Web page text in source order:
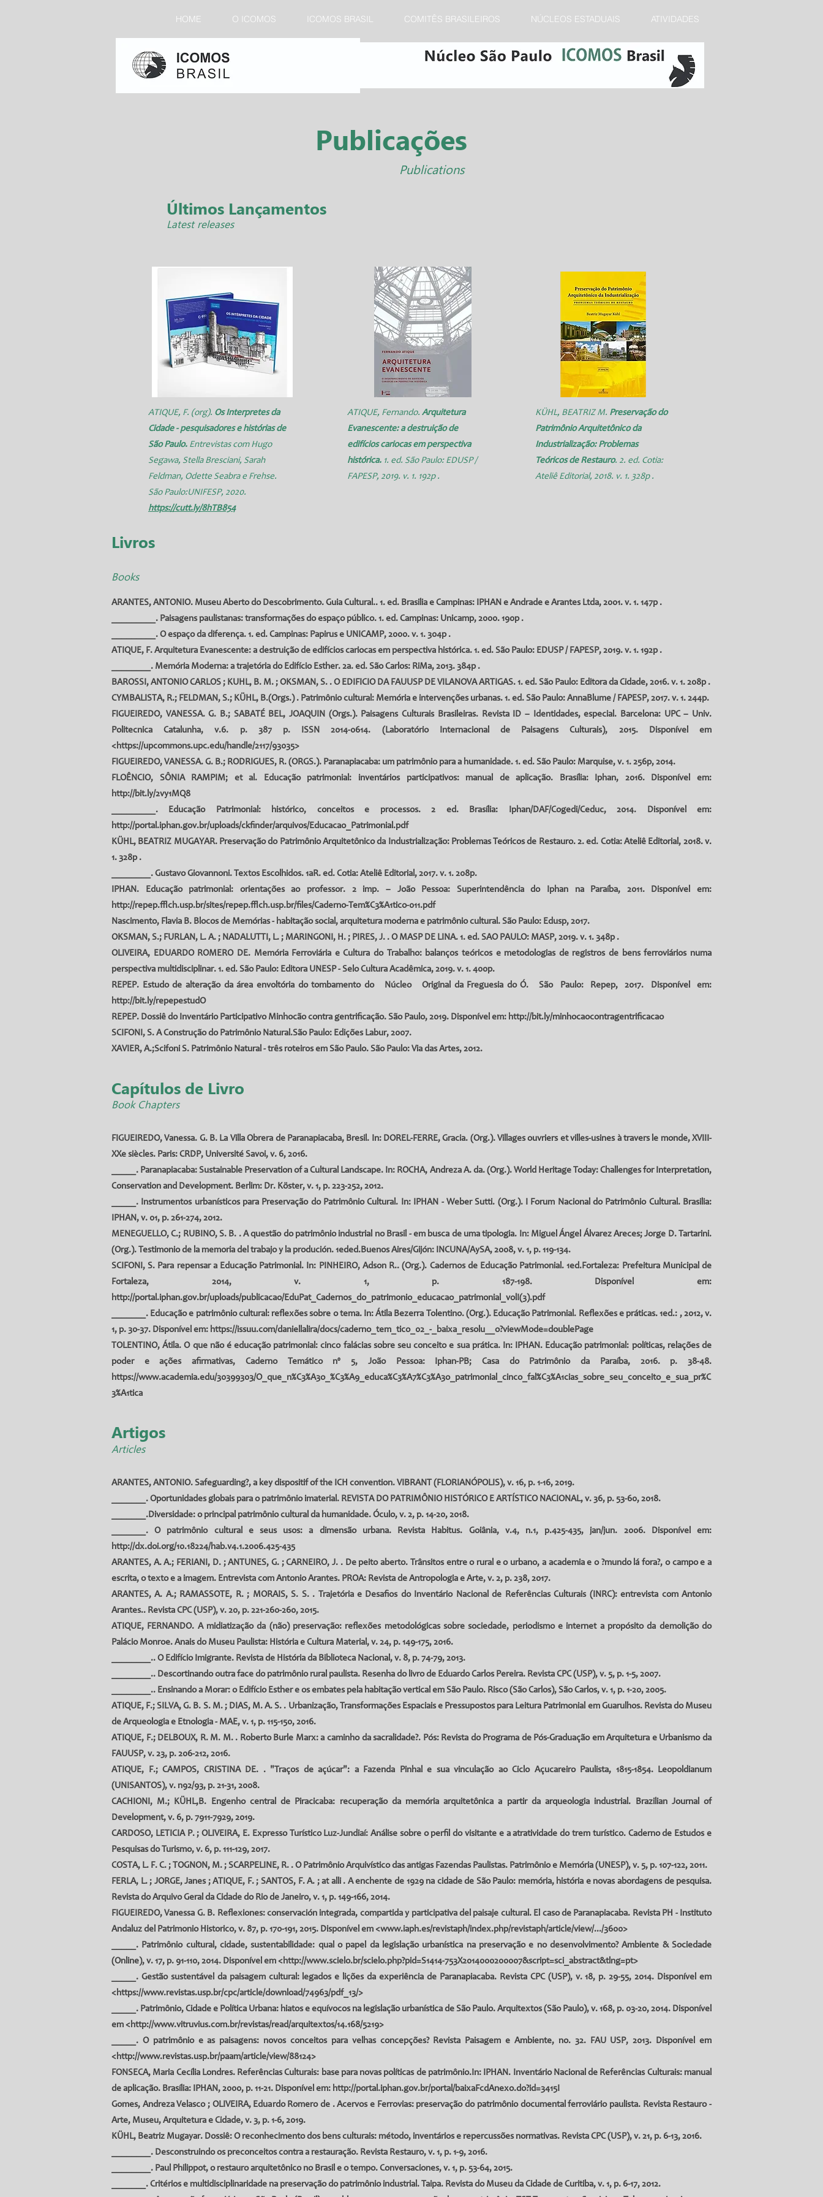
HOME O ICOMOS ICOMOS BRASIL COMITÊS BRASILEIROS NÚCLEOS ESTADUAIS ATIVIDADES
Publicações
Publications
Últimos Lançamentos
Latest releases
ATIQUE, F. (org). Os Interpretes da
Cidade - pesquisadores e histórias de
São Paulo. Entrevistas com Hugo
Segawa, Stella Bresciani, Sarah
Feldman, Odette Seabra e Frehse.
São Paulo:UNIFESP, 2020.
https://cutt.ly/8hTB854
ATIQUE, Fernando. Arquitetura
Evanescente: a destruição de
edifícios cariocas em perspectiva
histórica. 1. ed. São Paulo: EDUSP /
FAPESP, 2019. v. 1. 192p .
KÜHL, BEATRIZ M. Preservação do
Patrimônio Arquitetônico da
Industrialização: Problemas
Teóricos de Restauro. 2. ed. Cotia:
Ateliê Editorial, 2018. v. 1. 328p .
Livros
Books
ARANTES, ANTONIO. Museu Aberto do Descobrimento. Guia Cultural.. 1. ed. Brasilia e Campinas: IPHAN e Andrade e Arantes Ltda, 2001. v. 1. 147p .
_________. Paisagens paulistanas: transformações do espaço público. 1. ed. Campinas: Unicamp, 2000. 190p .
_________. O espaço da diferença. 1. ed. Campinas: Papirus e UNICAMP, 2000. v. 1. 304p .
ATIQUE, F. Arquitetura Evanescente: a destruição de edifícios cariocas em perspectiva histórica. 1. ed. São Paulo: EDUSP / FAPESP, 2019. v. 1. 192p .
________. Memória Moderna: a trajetória do Edifício Esther. 2a. ed. São Carlos: RiMa, 2013. 384p .
BAROSSI, ANTONIO CARLOS ; KUHL, B. M. ; OKSMAN, S. . O EDIFICIO DA FAUUSP DE VILANOVA ARTIGAS. 1. ed. São Paulo: Editora da Cidade, 2016. v. 1. 208p .
CYMBALISTA, R.; FELDMAN, S.; KÜHL, B.(Orgs.) . Patrimônio cultural: Memória e intervenções urbanas. 1. ed. São Paulo: AnnaBlume / FAPESP, 2017. v. 1. 244p.
FIGUEIREDO, VANESSA. G. B.; SABATÉ BEL, JOAQUIN (Orgs.). Paisagens Culturais Brasileiras. Revista ID – Identidades, especial. Barcelona: UPC – Univ.
Politecnica Catalunha, v.6. p. 387 p. ISSN 2014-0614. (Laboratório Internacional de Paisagens Culturais), 2015. Disponível em
<https://upcommons.upc.edu/handle/2117/93035>
FIGUEIREDO, VANESSA. G. B.; RODRIGUES, R. (ORGS.). Paranapiacaba: um patrimônio para a humanidade. 1. ed. São Paulo: Marquise, v. 1. 256p, 2014.
FLOÊNCIO, SÔNIA RAMPIM; et al. Educação patrimonial: inventários participativos: manual de aplicação. Brasília: Iphan, 2016. Disponível em:
http://bit.ly/2vy1MQ8
_________. Educação Patrimonial: histórico, conceitos e processos. 2 ed. Brasília: Iphan/DAF/Cogedi/Ceduc, 2014. Disponível em:
http://portal.iphan.gov.br/uploads/ckfinder/arquivos/Educacao_Patrimonial.pdf
KÜHL, BEATRIZ MUGAYAR. Preservação do Patrimônio Arquitetônico da Industrialização: Problemas Teóricos de Restauro. 2. ed. Cotia: Ateliê Editorial, 2018. v.
1. 328p .
________. Gustavo Giovannoni. Textos Escolhidos. 1aR. ed. Cotia: Ateliê Editorial, 2017. v. 1. 208p.
IPHAN. Educação patrimonial: orientações ao professor. 2 imp. – João Pessoa: Superintendência do Iphan na Paraíba, 2011. Disponível em:
http://repep.fflch.usp.br/sites/repep.fflch.usp.br/files/Caderno-Tem%C3%A1tico-011.pdf
Nascimento, Flavia B. Blocos de Memórias - habitação social, arquitetura moderna e patrimônio cultural. São Paulo: Edusp, 2017.
OKSMAN, S.; FURLAN, L. A. ; NADALUTTI, L. ; MARINGONI, H. ; PIRES, J. . O MASP DE LINA. 1. ed. SAO PAULO: MASP, 2019. v. 1. 348p .
OLIVEIRA, EDUARDO ROMERO DE. Memória Ferroviária e Cultura do Trabalho: balanços teóricos e metodologias de registros de bens ferroviários numa
perspectiva multidisciplinar. 1. ed. São Paulo: Editora UNESP - Selo Cultura Acadêmica, 2019. v. 1. 400p.
REPEP. Estudo de alteração da área envoltória do tombamento do Núcleo Original da Freguesia do Ó. São Paulo: Repep, 2017. Disponível em:
http://bit.ly/repepestudO
REPEP. Dossiê do Inventário Participativo Minhocão contra gentrificação. São Paulo, 2019. Disponível em: http://bit.ly/minhocaocontragentrificacao
SCIFONI, S. A Construção do Patrimônio Natural.São Paulo: Edições Labur, 2007.
XAVIER, A.;Scifoni S. Patrimônio Natural - três roteiros em São Paulo. São Paulo: Via das Artes, 2012.
Capítulos de Livro
Book Chapters
FIGUEIREDO, Vanessa. G. B. La Villa Obrera de Paranapiacaba, Bresil. In: DOREL-FERRE, Gracia. (Org.). Villages ouvriers et villes-usines à travers le monde, XVIII-
XXe siècles. Paris: CRDP, Université Savoi, v. 6, 2016.
_____. Paranapiacaba: Sustainable Preservation of a Cultural Landscape. In: ROCHA, Andreza A. da. (Org.). World Heritage Today: Challenges for Interpretation,
Conservation and Development. Berlim: Dr. Köster, v. 1, p. 223-252, 2012.
_____. Instrumentos urbanísticos para Preservação do Patrimônio Cultural. In: IPHAN - Weber Sutti. (Org.). I Forum Nacional do Patrimônio Cultural. Brasilia:
IPHAN, v. 01, p. 261-274, 2012.
MENEGUELLO, C.; RUBINO, S. B. . A questão do patrimônio industrial no Brasil - em busca de uma tipologia. In: Miguel Ángel Álvarez Areces; Jorge D. Tartarini.
(Org.). Testimonio de la memoria del trabajo y la produción. 1eded.Buenos Aires/Gijón: INCUNA/AySA, 2008, v. 1, p. 119-134.
SCIFONI, S. Para repensar a Educação Patrimonial. In: PINHEIRO, Adson R.. (Org.). Cadernos de Educação Patrimonial. 1ed.Fortaleza: Prefeitura Municipal de
Fortaleza, 2014, v. 1, p. 187-198. Disponível em:
http://portal.iphan.gov.br/uploads/publicacao/EduPat_Cadernos_do_patrimonio_educacao_patrimonial_volI(3).pdf
_______. Educação e patrimônio cultural: reflexões sobre o tema. In: Átila Bezerra Tolentino. (Org.). Educação Patrimonial. Reflexões e práticas. 1ed.: , 2012, v.
1, p. 30-37. Disponível em: https://issuu.com/daniellalira/docs/caderno_tem_tico_02_-_baixa_resolu__o?viewMode=doublePage
TOLENTINO, Átila. O que não é educação patrimonial: cinco falácias sobre seu conceito e sua prática. In: IPHAN. Educação patrimonial: políticas, relações de
poder e ações afirmativas, Caderno Temático nº 5, João Pessoa: Iphan-PB; Casa do Patrimônio da Paraíba, 2016. p. 38-48.
https://www.academia.edu/30399303/O_que_n%C3%A3o_%C3%A9_educa%C3%A7%C3%A3o_patrimonial_cinco_fal%C3%A1cias_sobre_seu_conceito_e_sua_pr%C
3%A1tica
Artigos
Articles
ARANTES, ANTONIO. Safeguarding?, a key dispositif of the ICH convention. VIBRANT (FLORIANÓPOLIS), v. 16, p. 1-16, 2019.
_______. Oportunidades globais para o patrimônio imaterial. REVISTA DO PATRIMÔNIO HISTÓRICO E ARTÍSTICO NACIONAL, v. 36, p. 53-60, 2018.
_______.Diversidade: o principal patrimônio cultural da humanidade. Óculo, v. 2, p. 14-20, 2018.
_______. O patrimônio cultural e seus usos: a dimensão urbana. Revista Habitus. Goiânia, v.4, n.1, p.425-435, jan/jun. 2006. Disponível em:
http://dx.doi.org/10.18224/hab.v4.1.2006.425-435
ARANTES, A. A.; FERIANI, D. ; ANTUNES, G. ; CARNEIRO, J. . De peito aberto. Trânsitos entre o rural e o urbano, a academia e o ?mundo lá fora?, o campo e a
escrita, o texto e a imagem. Entrevista com Antonio Arantes. PROA: Revista de Antropologia e Arte, v. 2, p. 238, 2017.
ARANTES, A. A.; RAMASSOTE, R. ; MORAIS, S. S. . Trajetória e Desafios do Inventário Nacional de Referências Culturais (INRC): entrevista com Antonio
Arantes.. Revista CPC (USP), v. 20, p. 221-260-260, 2015.
ATIQUE, FERNANDO. A midiatização da (não) preservação: reflexões metodológicas sobre sociedade, periodismo e internet a propósito da demolição do
Palácio Monroe. Anais do Museu Paulista: História e Cultura Material, v. 24, p. 149-175, 2016.
________.. O Edifício Imigrante. Revista de História da Biblioteca Nacional, v. 8, p. 74-79, 2013.
________.. Descortinando outra face do patrimônio rural paulista. Resenha do livro de Eduardo Carlos Pereira. Revista CPC (USP), v. 5, p. 1-5, 2007.
________.. Ensinando a Morar: o Edifício Esther e os embates pela habitação vertical em São Paulo. Risco (São Carlos), São Carlos, v. 1, p. 1-20, 2005.
ATIQUE, F.; SILVA, G. B. S. M. ; DIAS, M. A. S. . Urbanização, Transformações Espaciais e Pressupostos para Leitura Patrimonial em Guarulhos. Revista do Museu
de Arqueologia e Etnologia - MAE, v. 1, p. 115-150, 2016.
ATIQUE, F.; DELBOUX, R. M. M. . Roberto Burle Marx: a caminho da sacralidade?. Pós: Revista do Programa de Pós-Graduação em Arquitetura e Urbanismo da
FAUUSP, v. 23, p. 206-212, 2016.
ATIQUE, F.; CAMPOS, CRISTINA DE. . "Traços de açúcar": a Fazenda Pinhal e sua vinculação ao Ciclo Açucareiro Paulista, 1815-1854. Leopoldianum
(UNISANTOS), v. n92/93, p. 21-31, 2008.
CACHIONI, M.; KÜHL,B. Engenho central de Piracicaba: recuperação da memória arquitetônica a partir da arqueologia industrial. Brazilian Journal of
Development, v. 6, p. 7911-7929, 2019.
CARDOSO, LETICIA P. ; OLIVEIRA, E. Expresso Turístico Luz-Jundiaí: Análise sobre o perfil do visitante e a atratividade do trem turístico. Caderno de Estudos e
Pesquisas do Turismo, v. 6, p. 111-129, 2017.
COSTA, L. F. C. ; TOGNON, M. ; SCARPELINE, R. . O Patrimônio Arquivístico das antigas Fazendas Paulistas. Patrimônio e Memória (UNESP), v. 5, p. 107-122, 2011.
FERLA, L.; JORGE, Janes;ATIQUE, F.;SANTOS, F. A. ; at alli . A enchente de 1929 na cidade de São Paulo: memória, história e novas abordagens de pesquisa.
Revista do Arquivo Geral da Cidade do Rio de Janeiro, v. 1, p. 149-166, 2014.
FIGUEIREDO, Vanessa G. B. Reflexiones: conservación integrada, compartida y participativa del paisaje cultural. El caso de Paranapiacaba. Revista PH - Instituto
Andaluz del Patrimonio Historico, v. 87, p. 170-191, 2015. Disponível em <www.iaph.es/revistaph/index.php/revistaph/article/view/.../3600>
_____. Patrimônio cultural, cidade, sustentabilidade: qual o papel da legislação urbanística na preservação e no desenvolvimento? Ambiente & Sociedade
(Online), v. 17, p. 91-110, 2014. Disponível em <http://www.scielo.br/scielo.php?pid=S1414-753X2014000200007&script=sci_abstract&tlng=pt>
_____. Gestão sustentável da paisagem cultural: legados e lições da experiência de Paranapiacaba. Revista CPC (USP), v. 18, p. 29-55, 2014. Disponível em
<https://www.revistas.usp.br/cpc/article/download/74963/pdf_13/>
_____. Patrimônio, Cidade e Política Urbana: hiatos e equívocos na legislação urbanística de São Paulo. Arquitextos (São Paulo), v. 168, p. 03-20, 2014. Disponível
em <http://www.vitruvius.com.br/revistas/read/arquitextos/14.168/5219>
_____. O patrimônio e as paisagens: novos conceitos para velhas concepções? Revista Paisagem e Ambiente, no. 32. FAU USP, 2013. Disponível em
<http://www.revistas.usp.br/paam/article/view/88124>
FONSECA, Maria Cecília Londres. Referências Culturais: base para novas políticas de patrimônio.In: IPHAN. Inventário Nacional de Referências Culturais: manual
de aplicação. Brasília: IPHAN, 2000, p. 11-21. Disponível em: http://portal.iphan.gov.br/portal/baixaFcdAnexo.do?id=3415I
Gomes, Andreza Velasco ; OLIVEIRA, Eduardo Romero de . Acervos e Ferrovias: preservação do patrimônio documental ferroviário paulista. Revista Restauro -
Arte, Museu, Arquitetura e Cidade, v. 3, p. 1-6, 2019.
KÜHL, Beatriz Mugayar. Dossiê: O reconhecimento dos bens culturais: método, inventários e repercussões normativas. Revista CPC (USP), v. 21, p. 6-13, 2016.
. Desconstruindo os preconceitos contra a restauração. Revista Restauro, v. 1, p. 1-9, 2016.
________. Paul Philippot, o restauro arquitetônico no Brasil e o tempo. Conversaciones, v. 1, p. 53-64, 2015.
_______. Critérios e multidisciplinaridade na preservação do patrimônio industrial. Taipa. Revista do Museu da Cidade de Curitiba, v. 1, p. 6-17, 2012.